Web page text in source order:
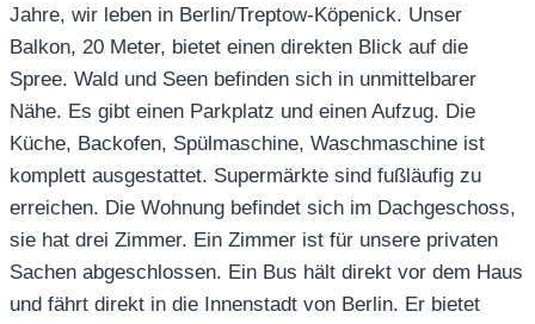
Jahre, wir leben in Berlin/Treptow-Köpenick. Unser
Balkon, 20 Meter, bietet einen direkten Blick auf die
Spree. Wald und Seen befinden sich in unmittelbarer
Nähe. Es gibt einen Parkplatz und einen Aufzug. Die
Küche, Backofen, Spülmaschine, Waschmaschine ist
komplett ausgestattet. Supermärkte sind fußläufig zu
erreichen. Die Wohnung befindet sich im Dachgeschoss,
sie hat drei Zimmer. Ein Zimmer ist für unsere privaten
Sachen abgeschlossen. Ein Bus hält direkt vor dem Haus
und fährt direkt in die Innenstadt von Berlin. Er bietet